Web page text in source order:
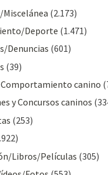
(2.173)
Deporte (1.471)
Denuncias (601)
(39)
canino
y Concursos caninos
(253)
Libros/Películas (305)